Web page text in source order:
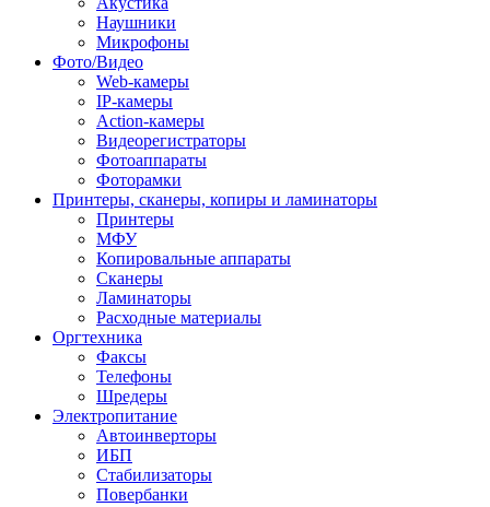
Наушники
Микрофоны
Фото/Видео
Web-камеры
IP-камеры
Action-камеры
Видеорегистраторы
Фотоаппараты
Фоторамки
Принтеры, сканеры, копиры и ламинаторы
Принтеры
МФУ
Копировальные аппараты
Сканеры
Ламинаторы
Расходные материалы
Оргтехника
Факсы
Телефоны
Шредеры
Электропитание
Автоинверторы
ИБП
Стабилизаторы
Повербанки